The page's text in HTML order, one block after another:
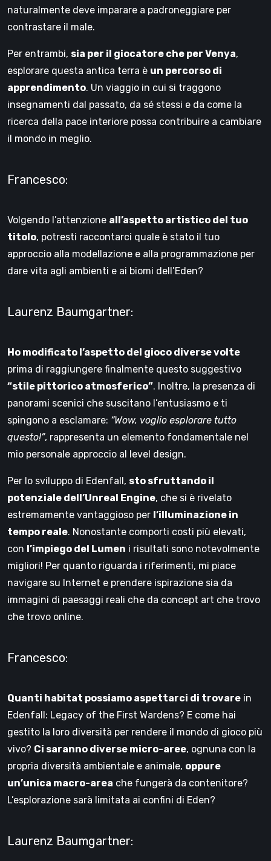
naturalmente deve imparare a padroneggiare per
contrastare il male.
Per entrambi, sia per il giocatore che per Venya,
esplorare questa antica terra è un percorso di
apprendimento. Un viaggio in cui si traggono
insegnamenti dal passato, da sé stessi e da come la
ricerca della pace interiore possa contribuire a cambiare
il mondo in meglio.
Francesco:
Volgendo l’attenzione all’aspetto artistico del tuo
titolo, potresti raccontarci quale è stato il tuo
approccio alla modellazione e alla programmazione per
dare vita agli ambienti e ai biomi dell’Eden?
Laurenz Baumgartner:
Ho modificato l’aspetto del gioco diverse volte
prima di raggiungere finalmente questo suggestivo
“stile pittorico atmosferico”. Inoltre, la presenza di
panorami scenici che suscitano l’entusiasmo e ti
spingono a esclamare: “Wow, voglio esplorare tutto
questo!”, rappresenta un elemento fondamentale nel
mio personale approccio al level design.
Per lo sviluppo di Edenfall, sto sfruttando il
potenziale dell’Unreal Engine, che si è rivelato
estremamente vantaggioso per l’illuminazione in
tempo reale. Nonostante comporti costi più elevati,
con l’impiego del Lumen i risultati sono notevolmente
migliori! Per quanto riguarda i riferimenti, mi piace
navigare su Internet e prendere ispirazione sia da
immagini di paesaggi reali che da concept art che trovo
che trovo online.
Francesco:
Quanti habitat possiamo aspettarci di trovare in
Edenfall: Legacy of the First Wardens? E come hai
gestito la loro diversità per rendere il mondo di gioco più
vivo? Ci saranno diverse micro-aree, ognuna con la
propria diversità ambientale e animale, oppure
un’unica macro-area che fungerà da contenitore?
L’esplorazione sarà limitata ai confini di Eden?
Laurenz Baumgartner: